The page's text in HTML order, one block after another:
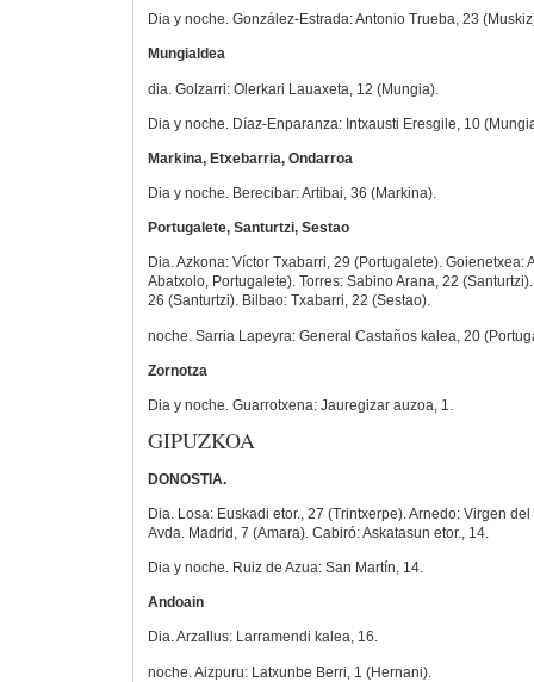
Dia y noche. González-Estrada: Antonio Trueba, 23
Mungialdea
dia. Golzarri: Olerkari Lauaxeta, 12 (Mungia).
Dia y noche. Díaz-Enparanza: Intxausti Eresgile, 10
Markina, Etxebarria, Ondarroa
Dia y noche. Berecibar: Artibai, 36 (Markina).
Portugalete, Santurtzi, Sestao
Dia. Azkona: Víctor Txabarri, 29 (Portugalete). Goienetxea:
Abatxolo, Portugalete). Torres: Sabino Arana, 22
26 (Santurtzi). Bilbao: Txabarri, 22 (Sestao).
noche. Sarria Lapeyra: General Castaños kalea, 20
Zornotza
Dia y noche. Guarrotxena: Jauregizar auzoa, 1.
GIPUZKOA
DONOSTIA.
Dia. Losa: Euskadi etor., 27 (Trintxerpe). Arnedo: Virgen
Avda. Madrid, 7 (Amara). Cabiró: Askatasun etor., 14.
Dia y noche. Ruiz de Azua: San Martín, 14.
Andoain
Dia. Arzallus: Larramendi kalea, 16.
noche. Aizpuru: Latxunbe Berri, 1 (Hernani).